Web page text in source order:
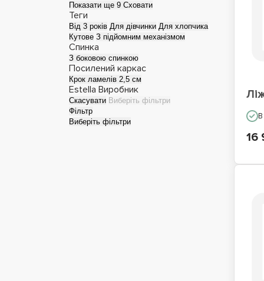
Односпальні ліжка
Показати ще 9 Сховати
Теги
Від 3 років Для дівчинки Для хлопчика
Кутове З підйомним механізмом
Спинка
З боковою спинкою
Посилений каркас
Крок ламелів 2,5 см
Estella Виробник
Скасувати Виберіть фільтри
Фільтр
Виберіть фільтри
В
16